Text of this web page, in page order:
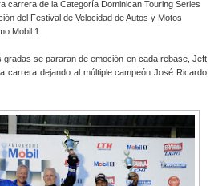
carrera de la Categoría Dominican Touring Series
del Festival de Velocidad de Autos y Motos
Mobil 1.
gradas se pararan de emoción en cada rebase, Jeft
carrera dejando al múltiple campeón José Ricardo